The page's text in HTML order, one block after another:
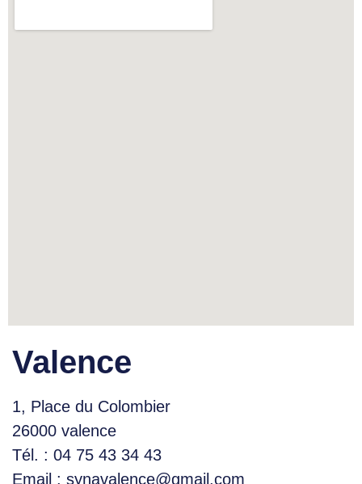
Valence
1, Place du Colombier
26000 valence
Tél. : 04 75 43 34 43
Email : synavalence@gmail.com